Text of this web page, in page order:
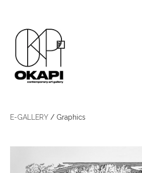
E-GALLERY / Graphics